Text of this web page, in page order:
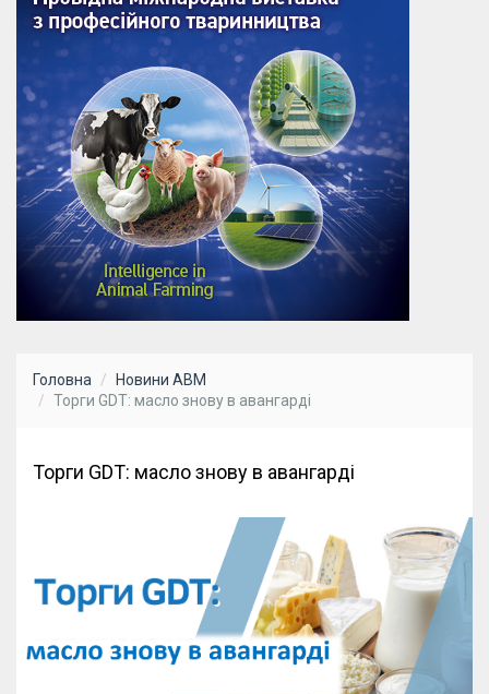
Головна
Новини АВМ
Торги GDT: масло знову в авангарді
Торги GDT: масло знову в авангарді